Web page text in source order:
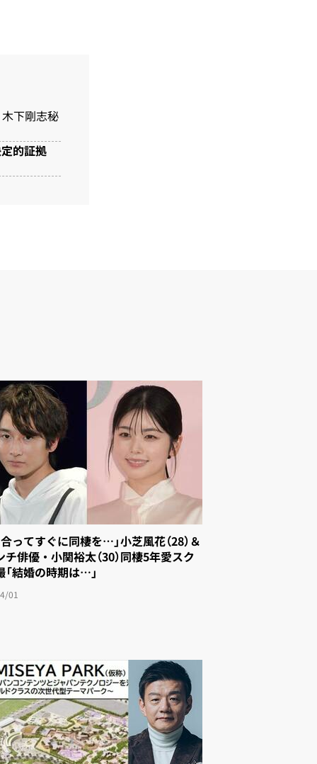
下剛志秘
定的証拠
ってすぐに同棲を…」小芝風花（28）＆
チ俳優・小関裕太（30）同棲5年愛スク
「結婚の時期は…」
01